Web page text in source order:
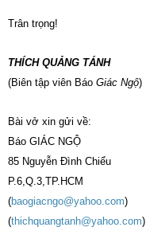
Trân trọng!
THÍCH QUẢNG TÁNH
(Biên tập viên Báo Giác Ngộ)
Bài vở xin gửi về:
Báo GIÁC NGỘ
85 Nguyễn Đình Chiểu
P.6,Q.3,TP.HCM
(baogiacngo@yahoo.com)
(thichquangtanh@yahoo.com)